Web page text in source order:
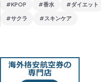
#KPOP #香水 #ダイエット
#サクラ #スキンケア